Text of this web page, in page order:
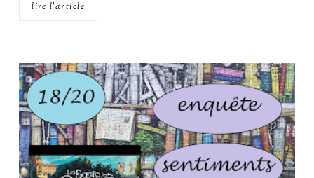
lire l'article